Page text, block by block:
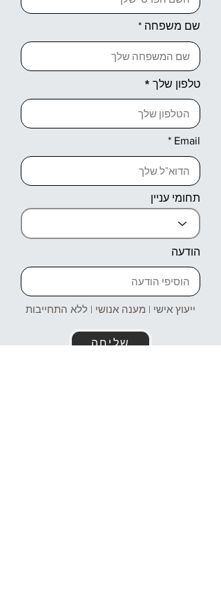
שם משפחה
טלפון שלך
Email
תחומי עניין
הודעה
ייעוץ אישי | מענה אנושי | ללא התחייבות
שליחה